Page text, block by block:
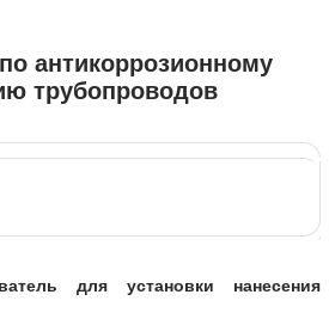
антикоррозионному
трубопроводов
для установки нанесения